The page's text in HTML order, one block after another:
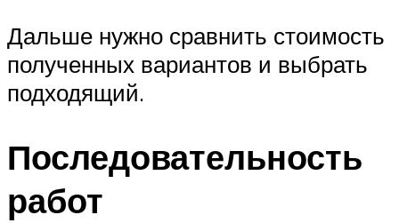
Дальше нужно сравнить стоимость
полученных вариантов и выбрать
подходящий.
Последовательность
работ